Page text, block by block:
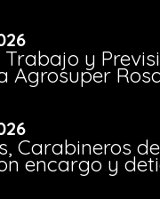
y
Agrosuper
Carabineros
encargo y